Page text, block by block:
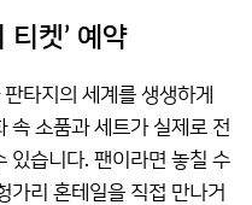
티켓’ 예약
타지의 세계를 생생하게
속 소품과 세트가 실제로 전
있습니다. 팬이라면 놓칠 수
가리 혼테일을 직접 만나거